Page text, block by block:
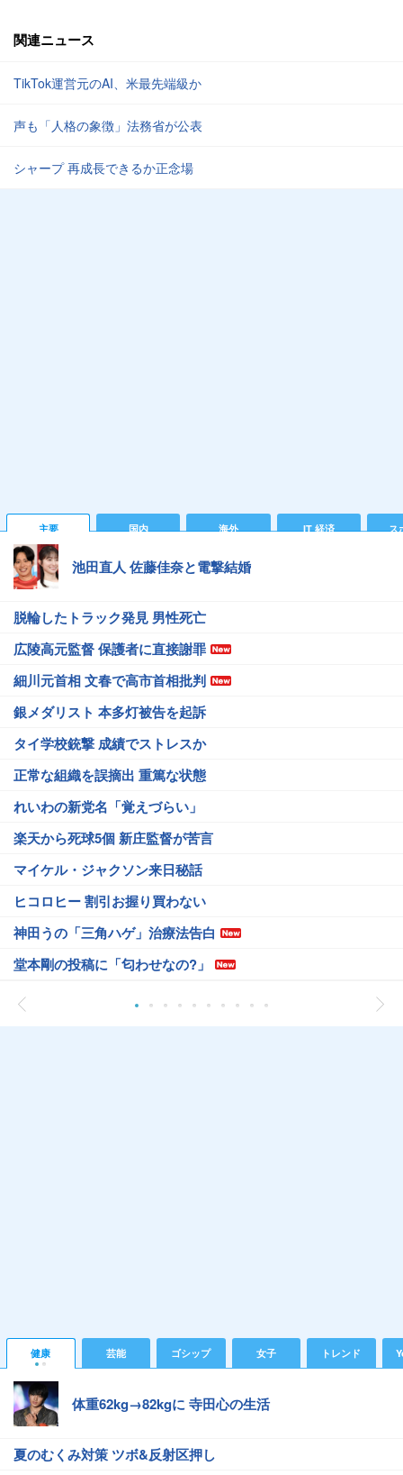
関連ニュース
TikTok運営元のAI、米最先端級か
声も「人格の象徴」法務省が公表
シャープ 再成長できるか正念場
主要 国内 海外 IT 経済 ス
池田直人 佐藤佳奈と電撃結婚
脱輪したトラック発見 男性死亡
広陵高元監督 保護者に直接謝罪
細川元首相 文春で高市首相批判
銀メダリスト 本多灯被告を起訴
タイ学校銃撃 成績でストレスか
正常な組織を誤摘出 重篤な状態
れいわの新党名「覚えづらい」
楽天から死球5個 新庄監督が苦言
マイケル・ジャクソン来日秘話
ヒコロヒー 割引お握り買わない
神田うの「三角ハゲ」治療法告白
堂本剛の投稿に「匂わせなの?」
健康 芸能 ゴシップ 女子 トレンド
体重62kg→82kgに 寺田心の生活
夏のむくみ対策 ツボ&反射区押し